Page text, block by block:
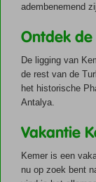
adembenemend
Ontdek
De ligging van
de rest van de
het historische
Antalya.
Vakantie
Kemer is een
nu op zoek bent